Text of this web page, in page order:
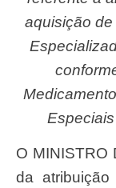
aquisição
O MINISTRO DE ESTADO DA SAÚDE, no uso
da